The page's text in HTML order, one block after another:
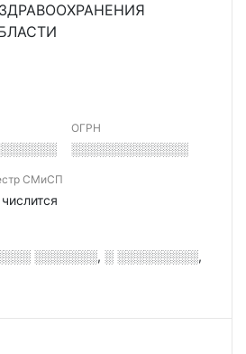
ОГРН
░░░░░░░░░░░░░
СМиСП
░░░░░░░, ░ ░░░░░░░░░,